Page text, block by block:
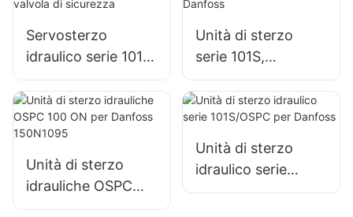
Servosterzo
idraulico serie 101S
Unità di sterzo con
valvola di sicurezza
Unità di sterzo
serie 101S,
timoneria idraulica
per tipo Danfoss
Unità di sterzo
idrauliche OSPC
100 ON per
Unità di sterzo
idraulico serie
101S/OSPC per